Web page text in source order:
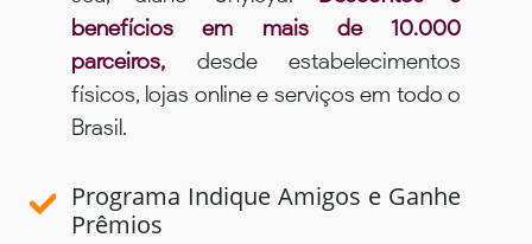
benefícios em mais de 10.000
parceiros, desde estabelecimentos
físicos, lojas online e serviços em todo o
Brasil.
Programa Indique Amigos e Ganhe
Prêmios